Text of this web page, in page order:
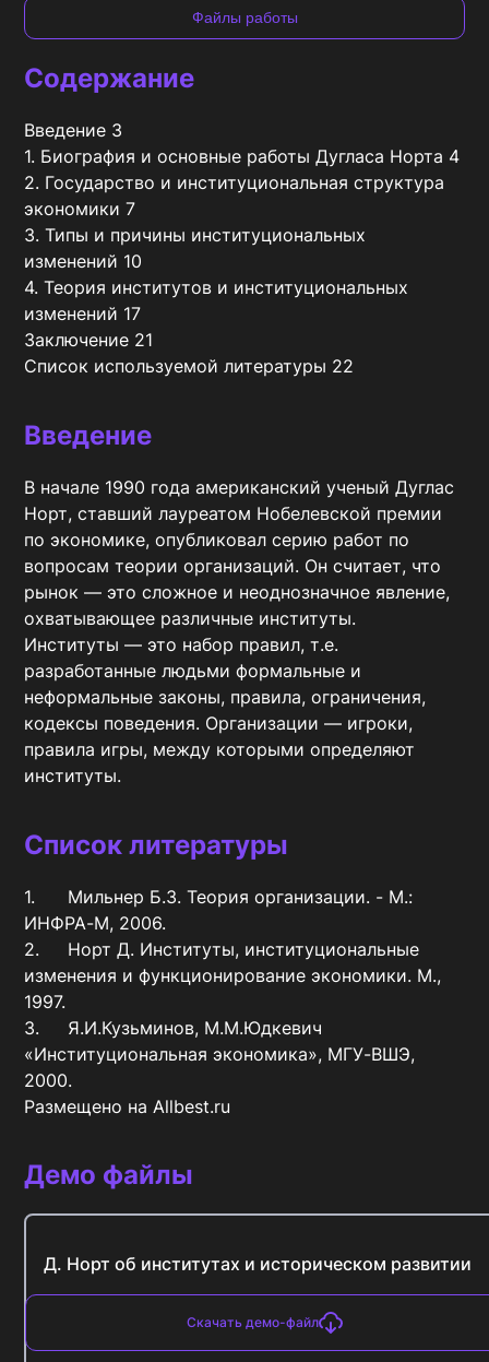
Файлы работы
Содержание
Введение 3
1. Биография и основные работы Дугласа Норта 4
2. Государство и институциональная структура
экономики 7
3. Типы и причины институциональных
изменений 10
4. Теория институтов и институциональных
изменений 17
Заключение 21
Список используемой литературы 22
Введение
В начале 1990 года американский ученый Дуглас
Норт, ставший лауреатом Нобелевской премии
по экономике, опубликовал серию работ по
вопросам теории организаций. Он считает, что
рынок — это сложное и неоднозначное явление,
охватывающее различные институты.
Институты — это набор правил, т.е.
разработанные людьми формальные и
неформальные законы, правила, ограничения,
кодексы поведения. Организации — игроки,
правила игры, между которыми определяют
институты.
Список литературы
1.	Мильнер Б.З. Теория организации. - М.:
ИНФРА-М, 2006.
2.	Норт Д. Институты, институциональные
изменения и функционирование экономики. М.,
1997.
3.	Я.И.Кузьминов, М.М.Юдкевич
«Институциональная экономика», МГУ-ВШЭ,
2000.
Размещено на Allbest.ru
Демо файлы
Д. Норт об институтах и историческом развитии
Скачать демо-файл